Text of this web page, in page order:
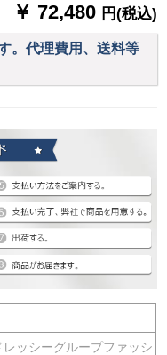
￥ 72,480 円(税込)
。代理費用、送料等
ッシーグループファッシ